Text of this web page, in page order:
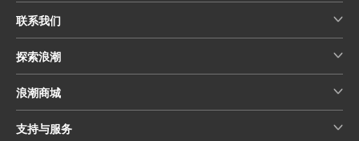
联系我们
探索浪潮
浪潮商城
支持与服务